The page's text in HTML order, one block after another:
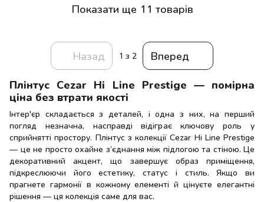
Показати ще 11 товарів
Назад 1 з 2 Вперед
Плінтус Cezar Hi Line Prestige — помірна
ціна без втрати якості
Інтер'єр складається з деталей, і одна з них, на перший
погляд незначна, насправді відіграє ключову роль у
сприйнятті простору. Плінтус з колекції Cezar Hi Line Prestige
— це не просто охайне з’єднання між підлогою та стіною. Це
декоративний акцент, що завершує образ приміщення,
підкреслюючи його естетику, статус і стиль. Якщо ви
прагнете гармонії в кожному елементі й цінуєте елегантні
рішення — ця колекція саме для вас.